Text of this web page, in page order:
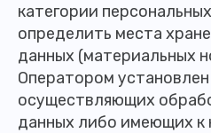
категории
определить места
данных (материальных
Оператором
осуществляющих
данных либо имеющих к